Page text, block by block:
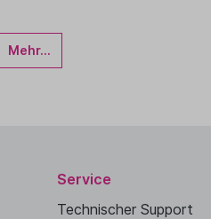
Mehr...
Service
Technischer Support